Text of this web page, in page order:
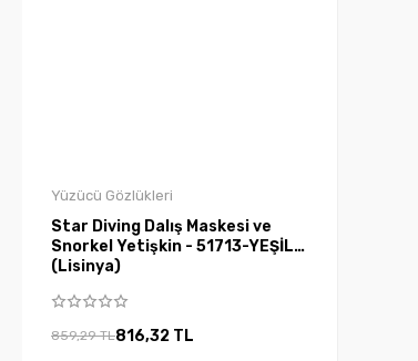
Yüzücü Gözlükleri
Star Diving Dalış Maskesi ve
Snorkel Yetişkin - 51713-YEŞİL
(Lisinya)
859,29 TL816,32 TL